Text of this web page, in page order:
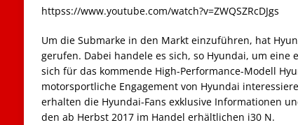
httpss://www.youtube.com/watch?v=ZWQSZRcDJgs
Um die Submarke in den Markt einzuführen, hat
gerufen. Dabei handele es sich, so Hyundai, um eine
sich für das kommende High-Performance-Modell
motorsportliche Engagement von Hyundai
erhalten die Hyundai-Fans exklusive Informationen
den ab Herbst 2017 im Handel erhältlichen i30 N.